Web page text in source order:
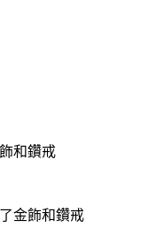
和鑽戒
金飾和鑽戒